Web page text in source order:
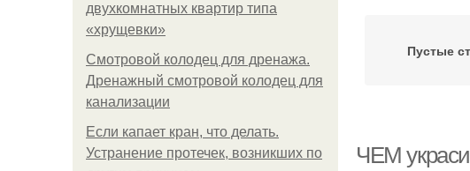
двухкомнатных квартир типа
«хрущевки»
Смотровой колодец для дренажа.
Дренажный смотровой колодец для
канализации
Если капает кран, что делать.
Устранение протечек, возникших по
Пустые
ЧЕМ